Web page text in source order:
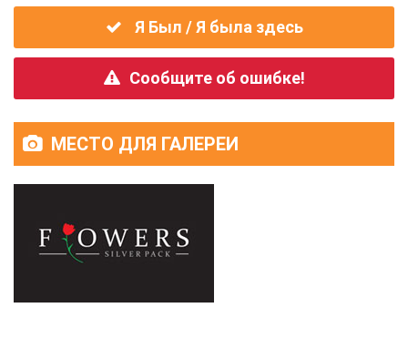
Я Был / Я была здесь
Сообщите об ошибке!
МЕСТО ДЛЯ ГАЛЕРЕИ